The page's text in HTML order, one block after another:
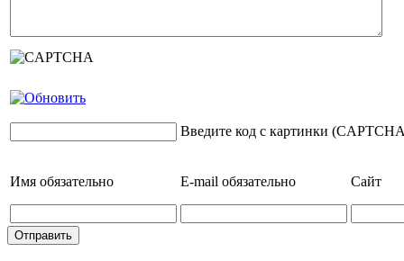
Введите код с картинки
Имя обязательно E-mail обязательно Сайт